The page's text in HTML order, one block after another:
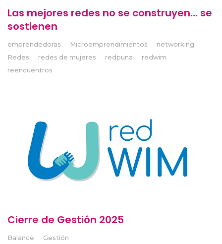
Las mejores redes no se construyen… se
sostienen
emprendedoras Microemprendimientos
networking
Redes
redes de mujeres redpuna
redwim
reencuentros
Cierre de Gestión 2025
Balance Gestión